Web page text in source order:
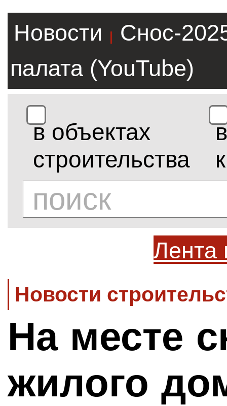
Новости |
Снос-
палата (YouTube)
в объектах
строительства
в
Лента
Новости
На месте
жилого